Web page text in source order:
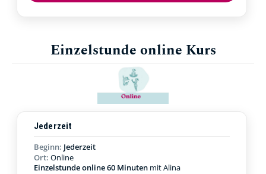
Einzelstunde online Kurs
Jederzeit
Beginn: Jederzeit
Ort: Online
Einzelstunde online 60 Minuten mit Alina